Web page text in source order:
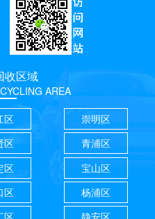
收区域
AREA
区
崇明区
区
青浦区
区
宝山区
区
杨浦区